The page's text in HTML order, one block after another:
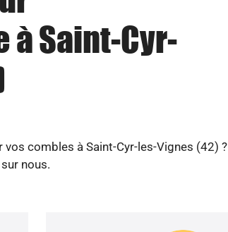
Saint-Cyr-
combles à Saint-Cyr-les-Vignes (42) ?
nous.